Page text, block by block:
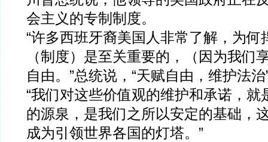
会主义的专制制度。
“许多西班牙裔美国人非常了解，为何
（制度）是至关重要的，（因为我们
自由。”总统说，“天赋自由，维护法治
“我们对这些价值观的维护和承诺，就
的源泉，是我们之所以安定的基础，
成为引领世界各国的灯塔。”